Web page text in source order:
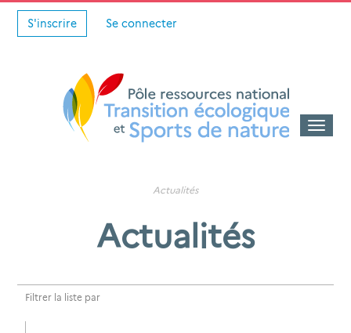
S'inscrire Se connecter
Toggle
Actualités
Actualités
Filtrer la liste par